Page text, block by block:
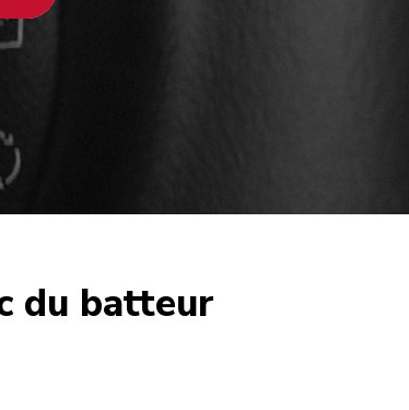
du batteur